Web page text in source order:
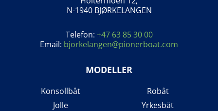
N-1940 BJØRKELANGEN
Telefon: +47 63 85 30 00
Email: bjorkelangen@pionerboat.com
MODELLER
Konsollbåt
Jolle
Robåt
Yrkesbåt